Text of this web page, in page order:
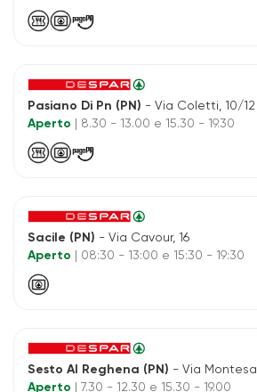
Pasiano Di Pn (PN) - Via Coletti, 10/12
Aperto
| 8.30 - 13.00 e 15.30 - 19.30
Sacile (PN) - Via Cavour, 16
Aperto
| 08:30 - 13:00 e 15:30 - 19:30
Sesto Al Reghena (PN) - Via Montesanto, 19-fraz.bagnarola
Aperto
| 7.30 - 12.30 e 15.30 - 19.00